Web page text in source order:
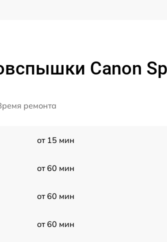
Canon
ремонта
от 15 мин
от 60 мин
от 60 мин
от 60 мин